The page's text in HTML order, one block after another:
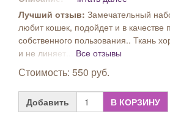
Лучший отзыв: Замечательный
любит кошек, подойдет и в качестве
собственного пользования.. Ткань
и не линяет... Все отзывы
Стоимость: 550 руб.
Добавить В КОРЗИНУ